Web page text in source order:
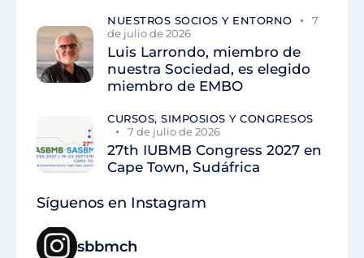
NUESTROS SOCIOS Y ENTORNO
7
de julio de 2026
Luis Larrondo, miembro de
nuestra Sociedad, es elegido
miembro de EMBO
CURSOS, SIMPOSIOS Y CONGRESOS
7 de julio de 2026
27th IUBMB Congress 2027 en
Cape Town, Sudáfrica
Síguenos en Instagram
sbbmch